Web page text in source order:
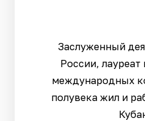
Заслуженный
России,
международных
полувека жил и